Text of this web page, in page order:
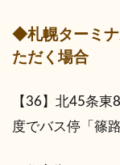
◆札幌ターミナ
ただく場合
【36】北45条
度でバス停「篠